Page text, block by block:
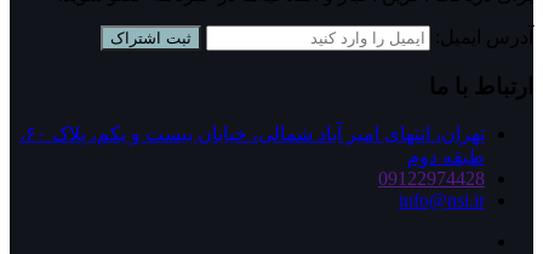
آدرس ایمیل: ثبت اشتراک
ارتباط با ما
تهران، انتهای امیر آباد شمالی، خیابان بیست و یکم، پلاک ۶۰،
طبقه دوم
09122974428
info@nsi.ir